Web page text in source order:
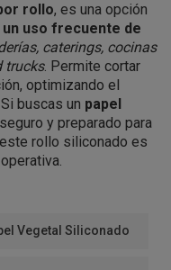
rollo, es una opción
uso frecuente de
caterings, cocinas
trucks. Permite cortar
optimizando el
buscas un papel
y preparado para
rollo siliconado es
Vegetal Siliconado